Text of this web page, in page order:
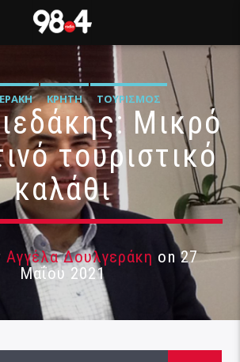
ΚΡΉΤΗ ΤΟΥΡΙΣΜΌΣ
Μικρό
τουριστικό
καλάθι
Αγγέλα Δουλγεράκη on 27
Μαΐου 2021